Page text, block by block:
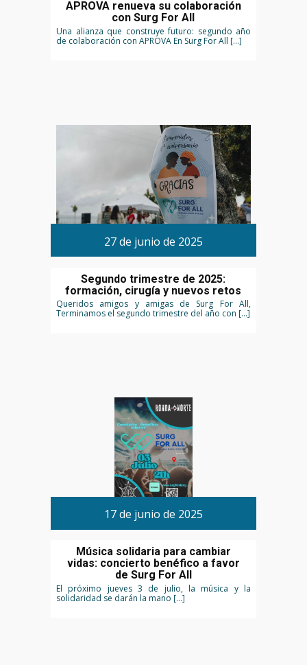
APROVA renueva su colaboración
con Surg For All
Una alianza que construye futuro: segundo año
de colaboración con APROVA En Surg For All […]
27 de junio de 2025
Segundo trimestre de 2025:
formación, cirugía y nuevos retos
Queridos amigos y amigas de Surg For All,
Terminamos el segundo trimestre del año con […]
17 de junio de 2025
Música solidaria para cambiar
vidas: concierto benéfico a favor
de Surg For All
El próximo jueves 3 de julio, la música y la
solidaridad se darán la mano […]